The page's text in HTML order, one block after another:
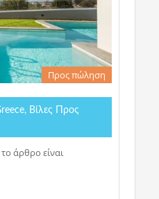
Προς πώληση
Βίλες Προς
άρθρο είναι